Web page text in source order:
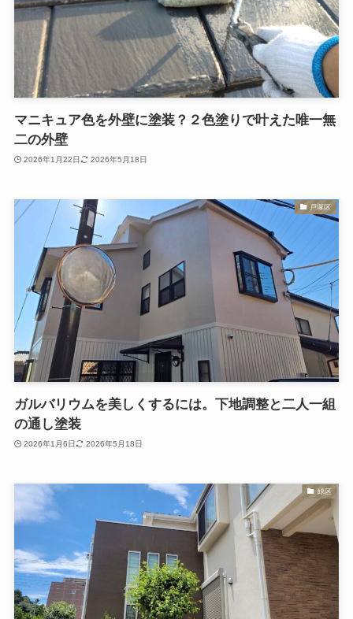
マニキュア色を外壁に塗装？２色塗りで叶えた唯一無
二の外壁
2026年1月22日 2026年5月18日
戸塚区
ガルバリウムを美しくするには。下地調整と二人一組
の通し塗装
2026年1月6日 2026年5月18日
緑区